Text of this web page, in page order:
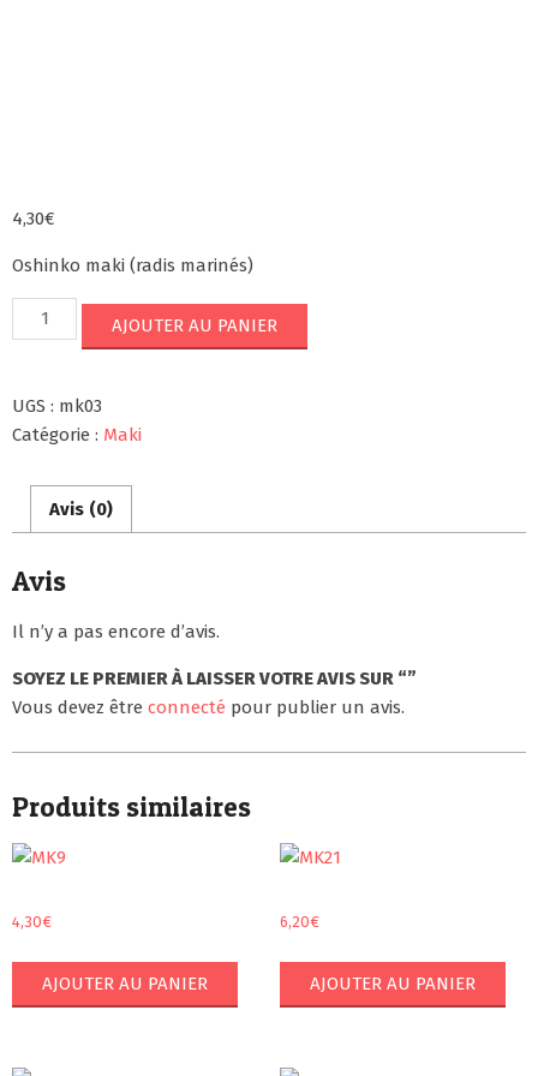
4,30€
Oshinko maki (radis marinés)
quantité
de
AJOUTER AU PANIER
UGS : mk03
Catégorie : Maki
Avis (0)
Avis
Il n’y a pas encore d’avis.
SOYEZ LE PREMIER À LAISSER VOTRE AVIS SUR “”
Vous devez être connecté pour publier un avis.
Produits similaires
4,30€
AJOUTER AU PANIER
6,20€
AJOUTER AU PANIER